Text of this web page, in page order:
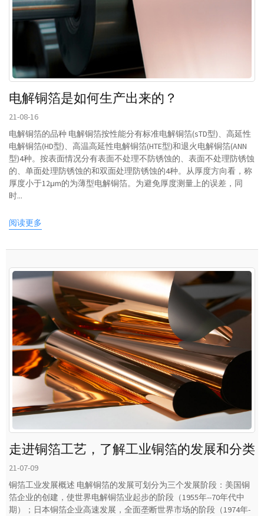
电解铜箔是如何生产出来的？
21-08-16
电解铜箔的品种 电解铜箔按性能分有标准电解铜箔(sTD型)、高延性
电解铜箔(HD型)、高温高延性电解铜箔(HTE型)和退火电解铜箔(ANN
型)4种。按表面情况分有表面不处理不防锈蚀的、表面不处理防锈蚀
的、单面处理防锈蚀的和双面处理防锈蚀的4种。从厚度方向看，称
厚度小于12μm的为薄型电解铜箔。为避免厚度测量上的误差，同
时...
阅读更多
走进铜箔工艺，了解工业铜箔的发展和分类
21-07-09
铜箔工业发展概述 电解铜箔的发展可划分为三个发展阶段：美国铜
箔企业的创建，使世界电解铜箔业起步的阶段（1955年--70年代中
期）；日本铜箔企业高速发展，全面垄断世界市场的阶段（1974年-